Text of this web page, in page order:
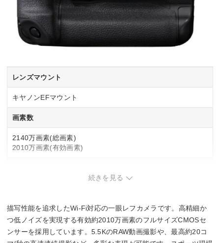
レンズマウント
キヤノンEFマウント
画素数
2140万画素(総画素)
2010万画素(有効画素)
CMOS
撮影感度
続きを見る
描写性能を追求したWi-Fi対応の一眼レフカメラです。高精細か
つ低ノイズを実現する有効約2010万画素のフルサイズCMOSセ
ンサーを採用しています。5.5KのRAW動画撮影や、最高約20コ